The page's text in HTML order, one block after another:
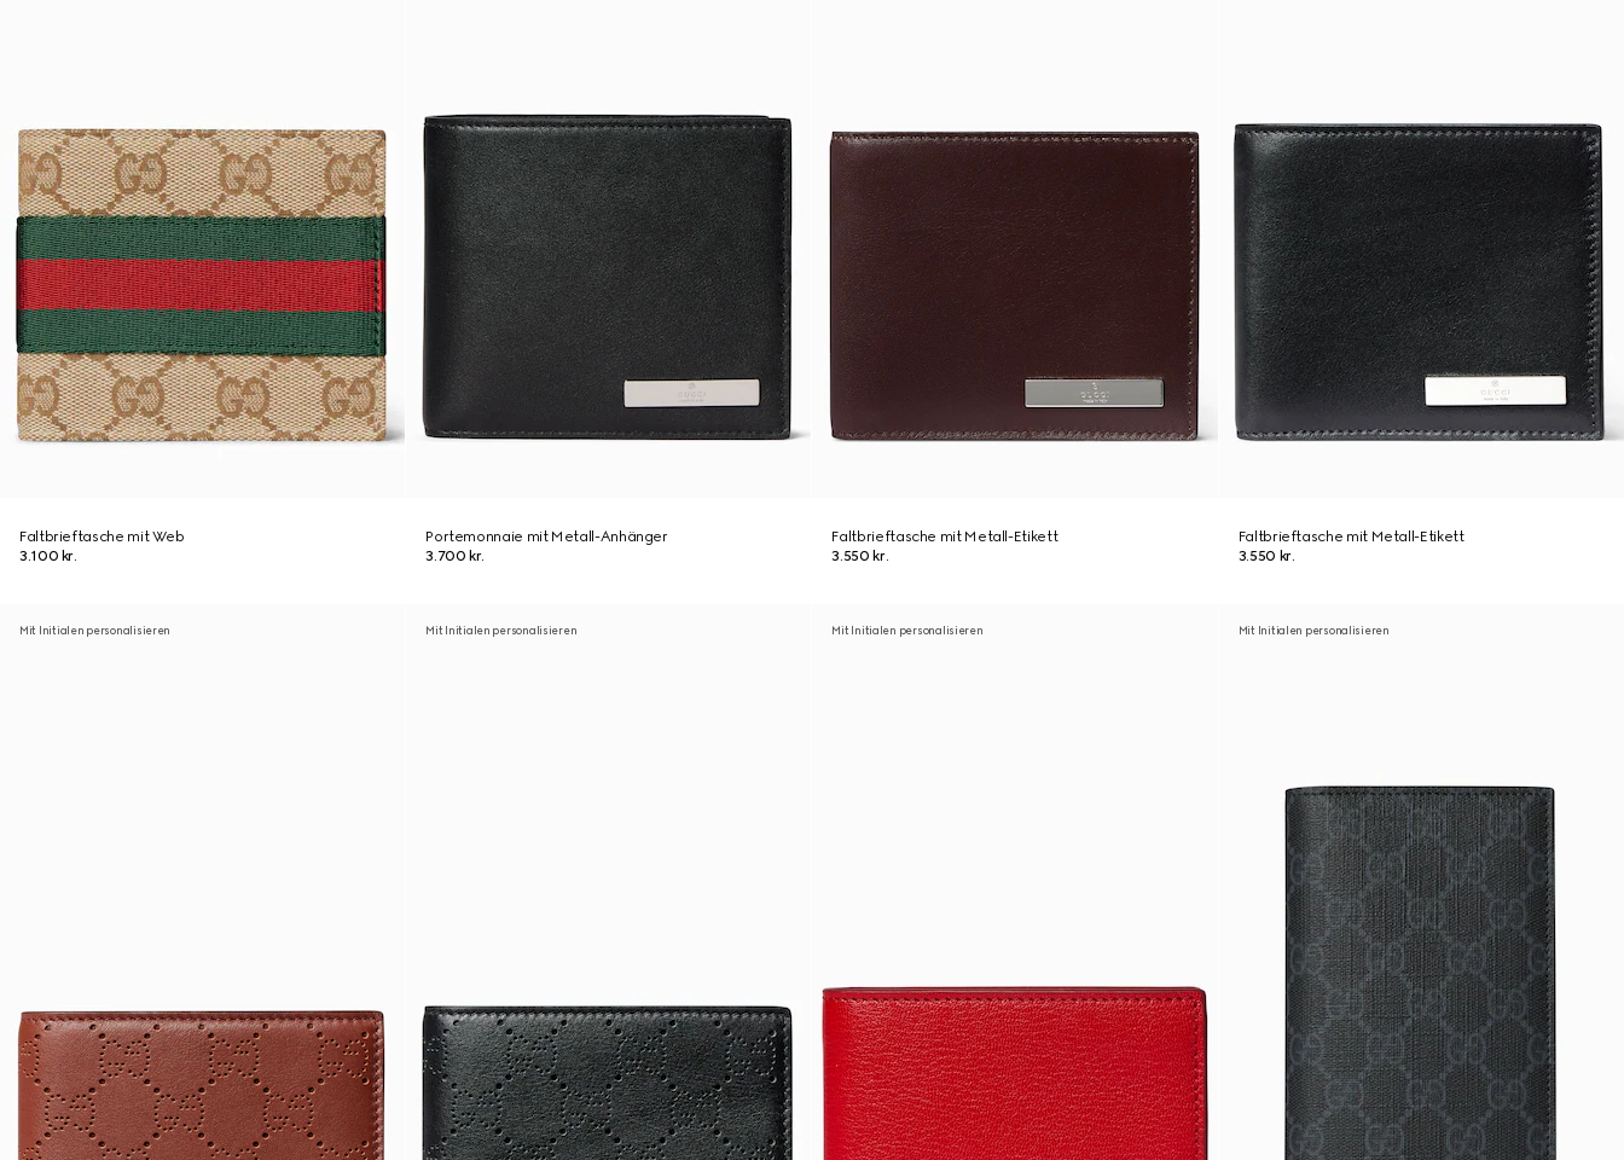
Faltbrieftasche mit Web
3.100 kr.
Portemonnaie mit Metall-Anhänger
3.700 kr.
Faltbrieftasche mit Metall-Etikett
3.550 kr.
Faltbrieftasche mit Metall-Etikett
3.550 kr.
Mit Initialen personalisieren Mit Initialen personalisieren Mit Initialen personalisieren Mit Initialen personalisieren